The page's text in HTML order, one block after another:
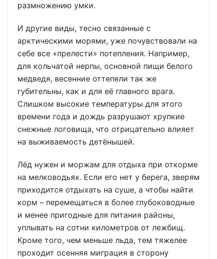
размножению умки.
И другие виды, тесно связанные с
арктическими морями, уже почувствовали на
себе все «прелести» потепления. Например,
для кольчатой нерпы, основной пищи белого
медведя, весенние оттепели так же
губительны, как и для её главного врага.
Слишком высокие температуры для этого
времени года и дождь разрушают хрупкие
снежные логовища, что отрицательно влияет
на выживаемость детёнышей.
Лёд нужен и моржам для отдыха при откорме
на мелководьях. Если его нет у берега, зверям
приходится отдыхать на суше, а чтобы найти
корм – перемещаться в более глубоководные
и менее пригодные для питания районы,
уплывать на сотни километров от лежбищ.
Кроме того, чем меньше льда, тем тяжелее
проходит осенняя миграция в сторону